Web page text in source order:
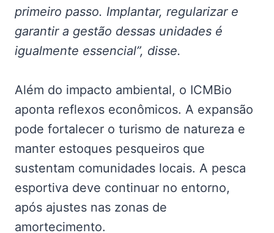
primeiro passo. Implantar, regularizar e
garantir a gestão dessas unidades é
igualmente essencial”, disse.
Além do impacto ambiental, o ICMBio
aponta reflexos econômicos. A expansão
pode fortalecer o turismo de natureza e
manter estoques pesqueiros que
sustentam comunidades locais. A pesca
esportiva deve continuar no entorno,
após ajustes nas zonas de
amortecimento.